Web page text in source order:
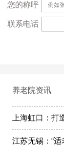
您的称呼
联系电话
养老院资讯
上海虹口：打
江苏无锡：“